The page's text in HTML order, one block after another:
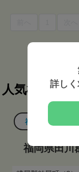
人気検索条
福岡県田川郡福
福岡県田川
詳し